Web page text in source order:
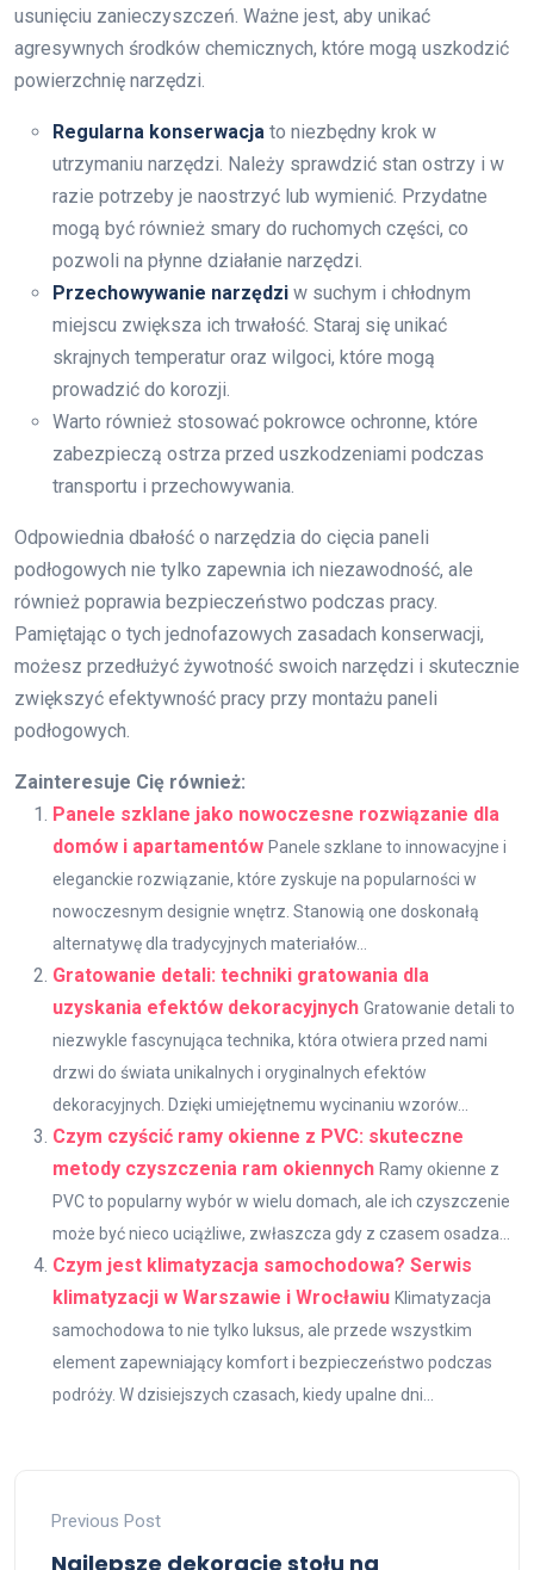
usunięciu zanieczyszczeń. Ważne jest, aby unikać
agresywnych środków chemicznych, które mogą uszkodzić
powierzchnię narzędzi.
Regularna konserwacja to niezbędny krok w
utrzymaniu narzędzi. Należy sprawdzić stan ostrzy i w
razie potrzeby je naostrzyć lub wymienić. Przydatne
mogą być również smary do ruchomych części, co
pozwoli na płynne działanie narzędzi.
Przechowywanie narzędzi w suchym i chłodnym
miejscu zwiększa ich trwałość. Staraj się unikać
skrajnych temperatur oraz wilgoci, które mogą
prowadzić do korozji.
Warto również stosować pokrowce ochronne, które
zabezpieczą ostrza przed uszkodzeniami podczas
transportu i przechowywania.
Odpowiednia dbałość o narzędzia do cięcia paneli
podłogowych nie tylko zapewnia ich niezawodność, ale
również poprawia bezpieczeństwo podczas pracy.
Pamiętając o tych jednofazowych zasadach konserwacji,
możesz przedłużyć żywotność swoich narzędzi i skutecznie
zwiększyć efektywność pracy przy montażu paneli
podłogowych.
Zainteresuje Cię również:
Panele szklane jako nowoczesne rozwiązanie dla
domów i apartamentów Panele szklane to innowacyjne i
eleganckie rozwiązanie, które zyskuje na popularności w
nowoczesnym designie wnętrz. Stanowią one doskonałą
alternatywę dla tradycyjnych materiałów...
Gratowanie detali: techniki gratowania dla
uzyskania efektów dekoracyjnych Gratowanie detali to
niezwykle fascynująca technika, która otwiera przed nami
drzwi do świata unikalnych i oryginalnych efektów
dekoracyjnych. Dzięki umiejętnemu wycinaniu wzorów...
Czym czyścić ramy okienne z PVC: skuteczne
metody czyszczenia ram okiennych Ramy okienne z
PVC to popularny wybór w wielu domach, ale ich czyszczenie
może być nieco uciążliwe, zwłaszcza gdy z czasem osadza...
Czym jest klimatyzacja samochodowa? Serwis
klimatyzacji w Warszawie i Wrocławiu Klimatyzacja
samochodowa to nie tylko luksus, ale przede wszystkim
element zapewniający komfort i bezpieczeństwo podczas
podróży. W dzisiejszych czasach, kiedy upalne dni...
Previous Post
Najlepsze dekoracje stołu na